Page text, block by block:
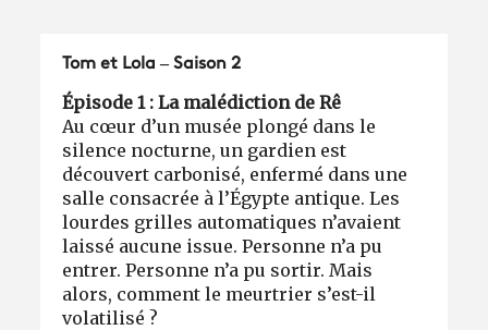
Tom et Lola – Saison 2
Épisode 1 : La malédiction de Rê
Au cœur d’un musée plongé dans le
silence nocturne, un gardien est
découvert carbonisé, enfermé dans une
salle consacrée à l’Égypte antique. Les
lourdes grilles automatiques n’avaient
laissé aucune issue. Personne n’a pu
entrer. Personne n’a pu sortir. Mais
alors, comment le meurtrier s’est-il
volatilisé ?